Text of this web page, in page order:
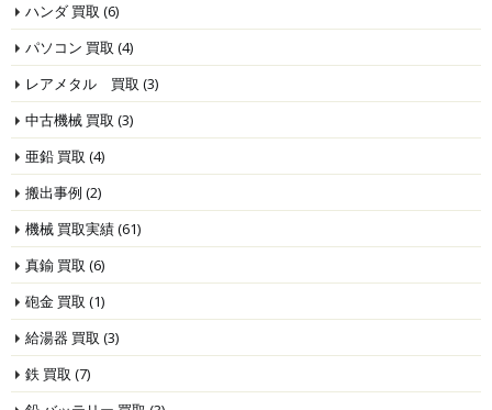
ハンダ 買取 (6)
パソコン 買取 (4)
レアメタル 買取 (3)
中古機械 買取 (3)
亜鉛 買取 (4)
搬出事例 (2)
機械 買取実績(61)
真鍮 買取 (6)
砲金 買取 (1)
給湯器 買取 (3)
鉄 買取 (7)